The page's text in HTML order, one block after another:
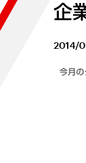
企
2014/
今月の